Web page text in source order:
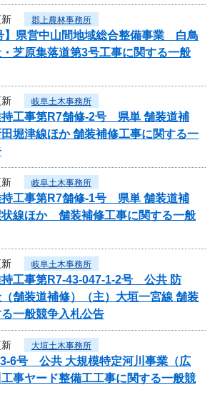
郡上農林事務所
】県営中山間地域総合整備事業 白鳥
芝原集落道第3号工事に関する一般
岐阜土木事務所
持工事第R7舗修-2号 県単 舗装道補
堀津線ほか 舗装補修工事に関する一
岐阜土木事務所
持工事第R7舗修-1号 県単 舗装道補
状線ほか 舗装補修工事に関する一般
岐阜土木事務所
持工事第R7-43-047-1-2号 公共 防
舗装道補修）（主）大垣一宮線 舗装
一般競争入札公告
大垣土木事務所
6号 公共 大規模特定河川事業（広
事ヤード整備工工事に関する一般競